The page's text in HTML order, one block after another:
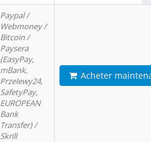
Paypal /
Webmoney /
Bitcoin /
Paysera
(EasyPay,
mBank,
Przelewy24,
SafetyPay,
EUROPEAN
Bank
Transfer) /
Skrill
Acheter